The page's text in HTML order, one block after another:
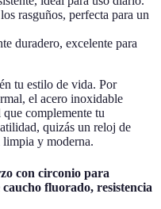
rasguños, perfecta para un
duradero, excelente para
tu estilo de vida. Por
el acero inoxidable
complemente tu
quizás un reloj de
limpia y moderna.
con circonio para
fluorado, resistencia